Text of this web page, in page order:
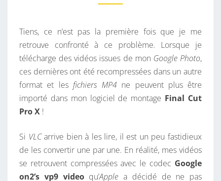
G
O
G
L
E
O
N
S
V
P
T
A
I
R
E
Tiens, ce n’est pas la première fois que je me
retrouve confronté à ce problème. Lorsque je
télécharge des vidéos issues de mon Google Photo,
ces dernières ont été recompressées dans un autre
format et les fichiers MP4 ne peuvent plus être
importé dans mon logiciel de montage Final Cut
Pro X !
Si VLCarrive bien à les lire, il est un peu fastidieux
de les convertir une par une. En réalité, mes vidéos
se retrouvent compressées avec le codec Google
on2’s vp9 video qu’Apple a décidé de ne pas